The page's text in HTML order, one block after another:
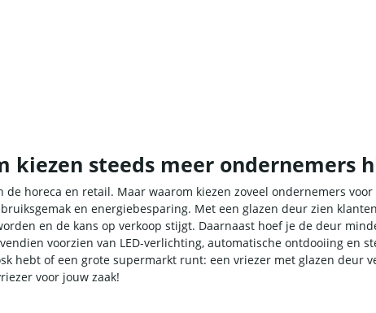
kiezen steeds meer ondernemers
horeca en retail. Maar waarom kiezen zoveel ondernemers voor
en energiebesparing. Met een glazen deur zien
en de kans op verkoop stijgt. Daarnaast hoef je de deur
voorzien van LED-verlichting, automatische ontdooiing en
hebt of een grote supermarkt runt: een vriezer met glazen deur
voor jouw zaak!